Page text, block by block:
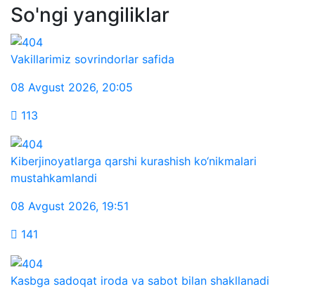
So'ngi yangiliklar
Vakillarimiz sovrindorlar safida
08 Avgust 2026, 20:05
113
Kiberjinoyatlarga qarshi kurashish ko‘nikmalari
mustahkamlandi
08 Avgust 2026, 19:51
141
Kasbga sadoqat iroda va sabot bilan shakllanadi